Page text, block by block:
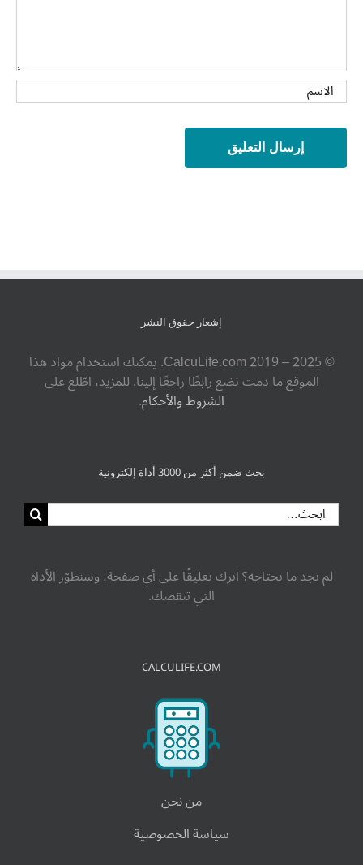
إشعار حقوق النشر
© ‎CalcuLife.com‎ 2019 – 2025. يمكنك استخدام مواد هذا
الموقع ما دمت تضع رابطًا راجعًا إلينا. للمزيد، اطّلع على
الشروط والأحكام.
بحث ضمن أكثر من 3000 أداة إلكترونية
البحث
عن:
لم تجد ما تحتاجه؟ اترك تعليقًا على أي صفحة، وسنطوّر الأداة
التي تنقصك.
CALCULIFE.COM
من نحن
سياسة الخصوصية